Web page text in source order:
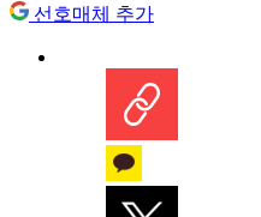
선호매체 추가